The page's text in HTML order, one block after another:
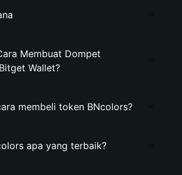
Membuat Dompet
Wallet?
membeli token BNcolors?
apa yang terbaik?